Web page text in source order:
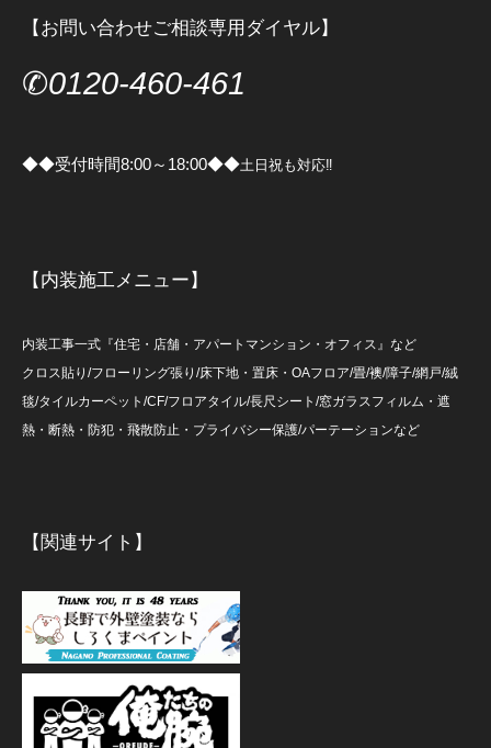
【お問い合わせご相談専用ダイヤル】
✆0120-460-461
◆◆受付時間8:00～18:00◆◆土日祝も対応‼
【内装施工メニュー】
内装工事一式『住宅・店舗・アパートマンション・オフィス』など
クロス貼り/フローリング張り/床下地・置床・OAフロア/畳/襖/障子/網戸/絨
毯/タイルカーペット/CF/フロアタイル/長尺シート/窓ガラスフィルム・遮
熱・断熱・防犯・飛散防止・プライバシー保護/パーテーションなど
【関連サイト】